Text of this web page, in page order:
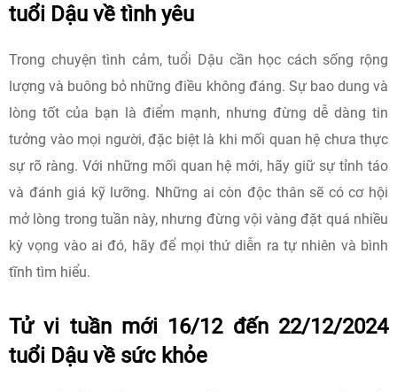
tuổi Dậu về tình yêu
Trong chuyện tình cảm, tuổi Dậu cần học cách sống rộng
lượng và buông bỏ những điều không đáng. Sự bao dung và
lòng tốt của bạn là điểm mạnh, nhưng đừng dễ dàng tin
tưởng vào mọi người, đặc biệt là khi mối quan hệ chưa thực
sự rõ ràng. Với những mối quan hệ mới, hãy giữ sự tỉnh táo
và đánh giá kỹ lưỡng. Những ai còn độc thân sẽ có cơ hội
mở lòng trong tuần này, nhưng đừng vội vàng đặt quá nhiều
kỳ vọng vào ai đó, hãy để mọi thứ diễn ra tự nhiên và bình
tĩnh tìm hiểu.
Tử vi tuần mới 16/12 đến 22/12/2024
tuổi Dậu về sức khỏe